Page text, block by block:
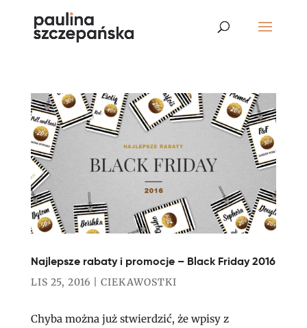
Najlepsze rabaty i promocje – Black Friday 2016
LIS 25, 2016 CIEKAWOSTKI
Chyba można już stwierdzić, że wpisy z